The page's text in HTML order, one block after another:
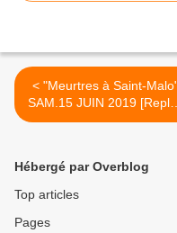
< "Meurtres à Saint-Malo"
SAM.15 JUIN 2019 [Replay
] France3
Hébergé par Overblog
Top articles
Pages